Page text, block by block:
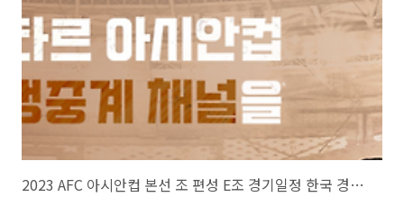
2023 AFC 아시안컵 본선 조 편성 E조 경기일정 한국 경기 시간